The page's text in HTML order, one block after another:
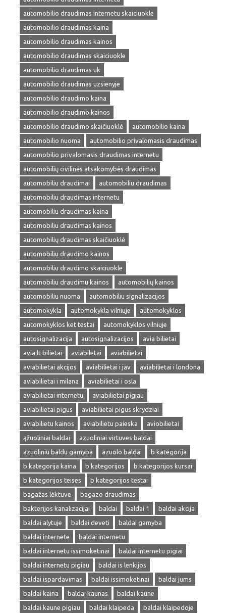
automobilio draudimas internetu skaiciuokle
automobilio draudimas kaina
automobilio draudimas kainos
automobilio draudimas skaiciuokle
automobilio draudimas uk
automobilio draudimas uzsienyje
automobilio draudimo kaina
automobilio draudimo kainos
automobilio draudimo skaičiuoklė
automobilio kaina
automobilio nuoma
automobilio privalomasis draudimas
automobilio privalomasis draudimas internetu
automobilių civilinės atsakomybės draudimas
automobiliu draudimai
automobiliu draudimas
automobiliu draudimas internetu
automobiliu draudimas kaina
automobiliu draudimas kainos
automobilių draudimas skaičiuoklė
automobiliu draudimo kainos
automobiliu draudimo skaiciuokle
automobiliu draudimu kainos
automobilių kainos
automobiliu nuoma
automobiliu signalizacijos
automokykla
automokykla vilniuje
automokyklos
automokyklos ket testai
automokyklos vilniuje
autosignalizacija
autosignalizacijos
avia bilietai
avia.lt bilietai
aviabiletai
aviabilietai
aviabilietai akcijos
aviabilietai i jav
aviabilietai i londona
aviabilietai i milana
aviabilietai i osla
aviabilietai internetu
aviabilietai pigiau
aviabilietai pigus
aviabilietai pigus skrydziai
aviabilietu kainos
aviabilietu paieska
aviobilietai
ąžuoliniai baldai
azuoliniai virtuves baldai
azuoliniu baldu gamyba
azuolo baldai
b kategorija
b kategorija kaina
b kategorijos
b kategorijos kursai
b kategorijos teises
b kategorijos testai
bagažas lėktuve
bagazo draudimas
bakterijos kanalizacijai
baldai baldai 1
baldai akcija
baldai alytuje
baldai deveti
baldai gamyba
baldai internete
baldai internetu
baldai internetu issimoketinai
baldai internetu pigiai
baldai internetu pigiau
baldai is lenkijos
baldai ispardavimas
baldai issimoketinai
baldai jums
baldai kaina
baldai kaunas
baldai kaune
baldai kaune pigiau
baldai klaipeda
baldai klaipedoje